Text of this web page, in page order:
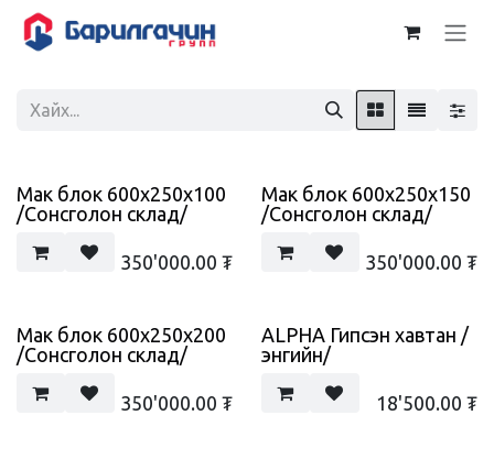
Skip to Content
Мак блок 600x250x100
/Сонсголон склад/
350'000.00 ₮
Мак блок 600x250x150
/Сонсголон склад/
350'000.00 ₮
Мак блок 600x250x200
/Сонсголон склад/
350'000.00 ₮
ALPHA Гипсэн хавтан /
энгийн/
18'500.00 ₮